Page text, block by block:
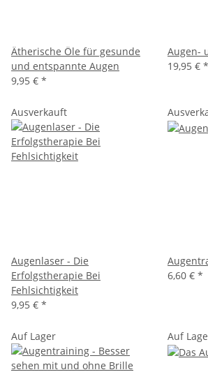
Ätherische Öle für gesunde
und entspannte Augen
9,95 € *
Augen-
19,95 € *
Ausverkauft
Augenlaser - Die
Erfolgstherapie Bei
Fehlsichtigkeit
9,95 € *
6,60 € *
Auf Lager Auf